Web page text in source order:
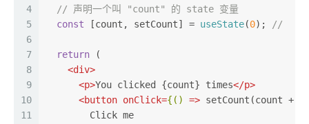
4
5
6
7
8
9
10
11
// 声明一个叫 "count" 的 state 变量
const [count, setCount] = useState(0); //
return (
<div>
<p>You clicked {count} times</p>
<button onClick={() => setCount(count +
        Click me